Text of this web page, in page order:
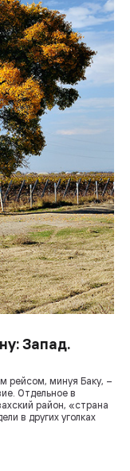
Запад.
рейсом, минуя Баку, –
Отдельное в
район, «страна
в других уголках